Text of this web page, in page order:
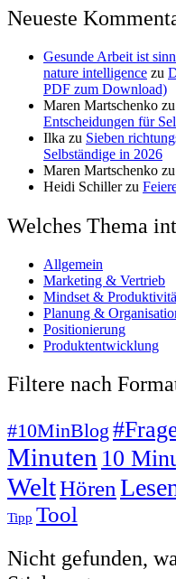
Neueste
Gesunde Arbeit ist
nature intelligence zu
PDF zum Download)
Maren Martschenko zu
Entscheidungen für
Ilka zu Sieben
Selbständige in 2026
Maren Martschenko zu
Heidi Schillerzu
Welches Thema
Allgemein
Marketing & Vertrieb
Mindset &
Planung &
Positionierung
Produktentwicklung
Filtere nach
#10MinBlog
Minuten 10
WeltHören
Tipp Tool
Nicht gefunden,